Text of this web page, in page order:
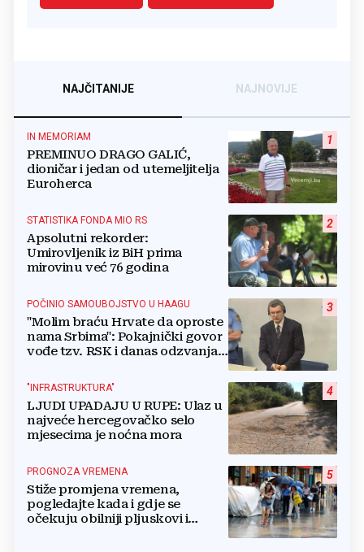
NAJČITANIJE NAJNOVIJE
1
IN MEMORIAM
PREMINUO DRAGO GALIĆ,
dioničar i jedan od utemeljitelja
Euroherca
2
STATISTIKA FONDA MIO RS
Apsolutni rekorder:
Umirovljenik iz BiH prima
mirovinu već 76 godina
3
POČINIO SAMOUBOJSTVO U HAAGU
"Molim braću Hrvate da oproste
nama Srbima": Pokajnički govor
vođe tzv. RSK i danas odzvanja
4
"INFRASTRUKTURA"
LJUDI UPADAJU U RUPE: Ulaz u
najveće hercegovačko selo
mjesecima je noćna mora
5
PROGNOZA VREMENA
Stiže promjena vremena,
pogledajte kada i gdje se
očekuju obilniji pljuskovi i